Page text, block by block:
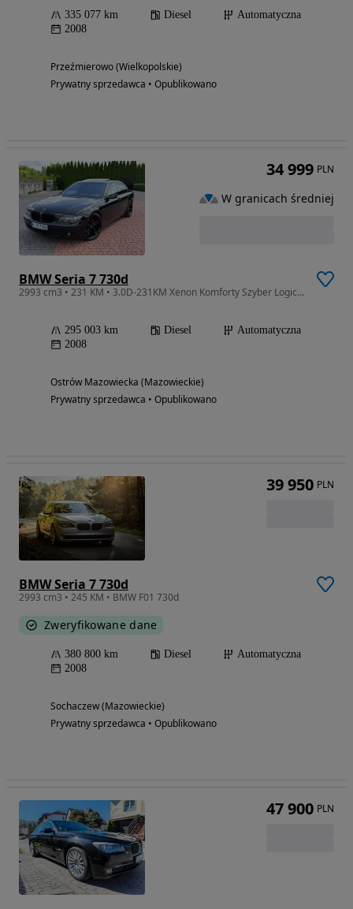
335 077 km Diesel
Automatyczna
2008
Przeźmierowo (Wielkopolskie)
Prywatny sprzedawca • Opublikowano
BMW Seria 7 730d
2993 cm3 • 231 KM • 3.0D-231KM Xenon Komforty Szyber Logic Rolety Alu 21 Full Serwis z De
295 003 km Diesel
Automatyczna
2008
Ostrów Mazowiecka (Mazowieckie)
Prywatny sprzedawca • Opublikowano
34 999 PLN
W granicach średniej
BMW Seria 7 730d
2993 cm3 • 245 KM • BMW F01 730d
Zweryfikowane dane
380 800 km Diesel
Automatyczna
2008
Sochaczew (Mazowieckie)
Prywatny sprzedawca • Opublikowano
39 950 PLN
47 900 PLN